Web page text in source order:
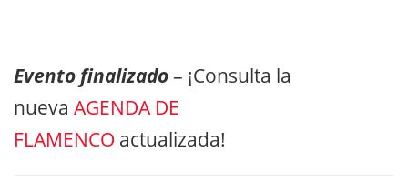
Evento finalizado– ¡Consulta la
nueva AGENDA DE
FLAMENCO actualizada!